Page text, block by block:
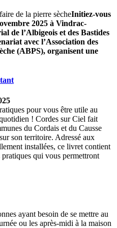
de la pierre sècheInitiez-vous
2025 à Vindrac-
de l’Albigeois et des Bastides
avec l’Association des
(ABPS), organisent une
pour vous être utile au
! Cordes sur Ciel fait
du Cordais et du Causse
son territoire. Adressé aux
installées, ce livret contient
qui vous permettront
ayant besoin de se mettre au
ou les après-midi à la maison